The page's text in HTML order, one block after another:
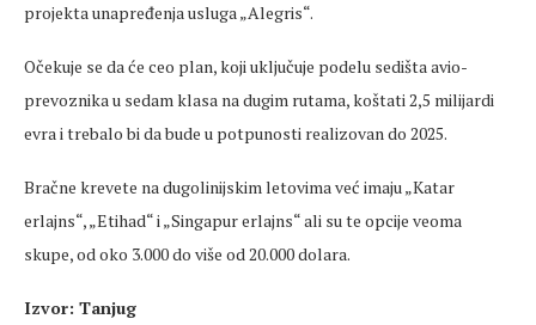
projekta unapređenja usluga „Alegris“.
Očekuje se da će ceo plan, koji uključuje podelu sedišta avio-
prevoznika u sedam klasa na dugim rutama, koštati 2,5 milijardi
evra i trebalo bi da bude u potpunosti realizovan do 2025.
Bračne krevete na dugolinijskim letovima već imaju „Katar
erlajns“, „Etihad“ i „Singapur erlajns“ ali su te opcije veoma
skupe, od oko 3.000 do više od 20.000 dolara.
Izvor: Tanjug